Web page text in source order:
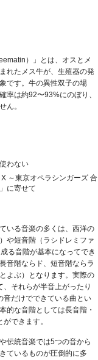
）」とは、オスとメ
れたメス牛が、生殖器の発
です。牛の異性双子の場
率は約92〜93%にのぼり、
ん。
わない
～東京オペラシンガーズ 合
に寄せて
いる音楽の多くは、西洋の
や短音階（ラシドレミファ
る音階が基本になってでき
音階ならド、短音階ならラ
よぶ）となります。実際の
それらが半音上がったり
音だけでできている曲とい
的な音階としては長音階・
できます。
伝統音楽では5つの音から
ているものが圧倒的に多